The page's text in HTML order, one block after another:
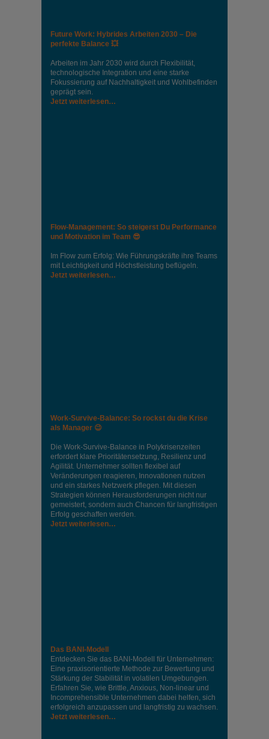
Future Work: Hybrides Arbeiten 2030 – Die
perfekte Balance 💥
Arbeiten im Jahr 2030 wird durch Flexibilität,
technologische Integration und eine starke
Fokussierung auf Nachhaltigkeit und Wohlbefinden
geprägt sein.
Jetzt weiterlesen…
Flow-Management: So steigerst Du Performance
und Motivation im Team 😎
Im Flow zum Erfolg: Wie Führungskräfte ihre Teams
mit Leichtigkeit und Höchstleistung beflügeln.
Jetzt weiterlesen…
Work-Survive-Balance: So rockst du die Krise
als Manager 😉
Die Work-Survive-Balance in Polykrisenzeiten
erfordert klare Prioritätensetzung, Resilienz und
Agilität. Unternehmer sollten flexibel auf
Veränderungen reagieren, Innovationen nutzen
und ein starkes Netzwerk pflegen. Mit diesen
Strategien können Herausforderungen nicht nur
gemeistert, sondern auch Chancen für langfristigen
Erfolg geschaffen werden.
Jetzt weiterlesen…
Das BANI-Modell
Entdecken Sie das BANI-Modell für Unternehmen:
Eine praxisorientierte Methode zur Bewertung und
Stärkung der Stabilität in volatilen Umgebungen.
Erfahren Sie, wie Brittle, Anxious, Non-linear und
Incomprehensible Unternehmen dabei helfen, sich
erfolgreich anzupassen und langfristig zu wachsen.
Jetzt weiterlesen…